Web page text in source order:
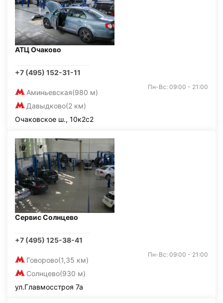
АТЦ Очаково
+7 (495) 152-31-11
Аминьевская(980 м)
Давыдково(2 км)
Пн-Вс: 09:00 - 21:00
Очаковское ш., 10к2с2
Сервис Солнцево
+7 (495) 125-38-41
Говорово(1,35 км)
Солнцево(930 м)
Пн-Вс: 09:00 - 21:00
ул.Главмосстроя 7а